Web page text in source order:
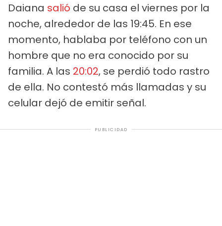
Daiana salió de su casa el viernes por la
noche, alrededor de las 19:45. En ese
momento, hablaba por teléfono con un
hombre que no era conocido por su
familia. A las 20:02, se perdió todo rastro
de ella. No contestó más llamadas y su
celular dejó de emitir señal.
PUBLICIDAD